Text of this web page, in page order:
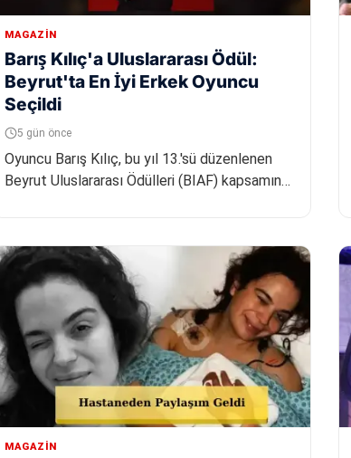
MAGAZIN
Barış Kılıç'a Uluslararası Ödül:
Beyrut'ta En İyi Erkek Oyuncu
Seçildi
5 gün önce
Oyuncu Barış Kılıç, bu yıl 13.'sü düzenlenen
Beyrut Uluslararası Ödülleri (BIAF) kapsamında
MAGAZIN